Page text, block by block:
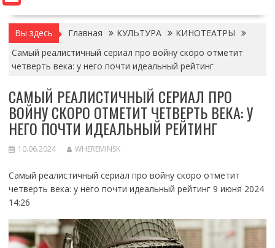
Вы здесь Главная КУЛЬТУРА
КИНОТЕАТРЫ
Самый реалистичный сериал про войну скоро отметит
четверть века: у него почти идеальный рейтинг
САМЫЙ РЕАЛИСТИЧНЫЙ СЕРИАЛ ПРО
ВОЙНУ СКОРО ОТМЕТИТ ЧЕТВЕРТЬ ВЕКА: У
НЕГО ПОЧТИ ИДЕАЛЬНЫЙ РЕЙТИНГ
10.06.2024 WHEREMINSK
Самый реалистичный сериал про войну скоро отметит
четверть века: у него почти идеальный рейтинг 9 июня 2024
14:26